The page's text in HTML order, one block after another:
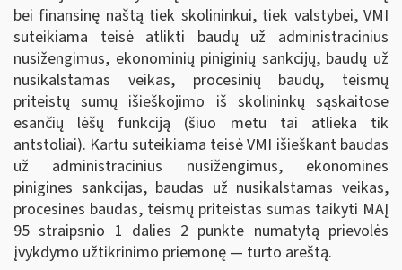
bei finansinę naštą tiek skolininkui, tiek valstybei, VMI
suteikiama teisė atlikti baudų už administracinius
nusižengimus, ekonominių piniginių sankcijų, baudų už
nusikalstamas veikas, procesinių baudų, teismų
priteistų sumų išieškojimo iš skolininkų sąskaitose
esančių lėšų funkciją (šiuo metu tai atlieka tik
antstoliai). Kartu suteikiama teisė VMI išieškant baudas
už administracinius nusižengimus, ekonomines
pinigines sankcijas, baudas už nusikalstamas veikas,
procesines baudas, teismų priteistas sumas taikyti MAĮ
95 straipsnio 1 dalies 2 punkte numatytą prievolės
įvykdymo užtikrinimo priemonę — turto areštą.